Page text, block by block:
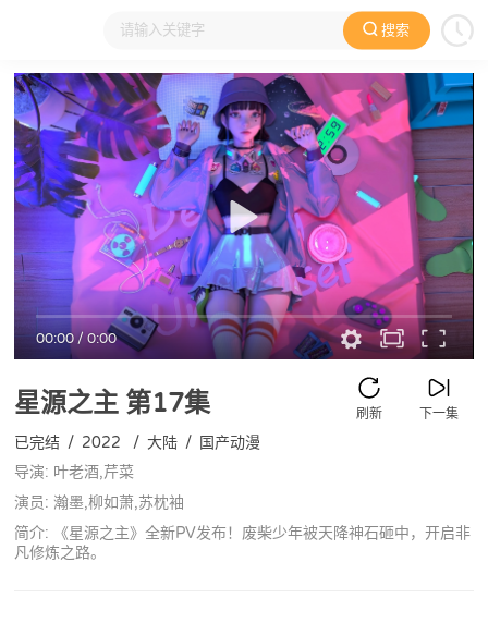
搜索
大家在看 日本动漫 国产动漫 欧美动漫 动漫电影
00:00/0:00
星源之主 第17集 下一集
刷新
已完结 / 2022 / 大陆 / 国产动漫
导演: 叶老酒,芹菜
演员: 瀚墨,柳如萧,苏枕袖
简介: 《星源之主》全新PV发布！废柴少年被天降神石砸中，开启非
凡修炼之路。